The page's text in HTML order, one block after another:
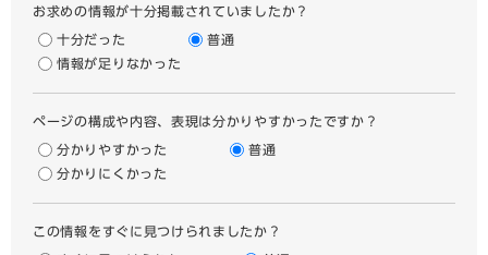
お求めの情報が十分掲載されていましたか？
十分だった
普通
情報が足りなかった
ページの構成や内容、表現は分かりやすかったですか？
分かりやすかった
普通
分かりにくかった
この情報をすぐに見つけられましたか？